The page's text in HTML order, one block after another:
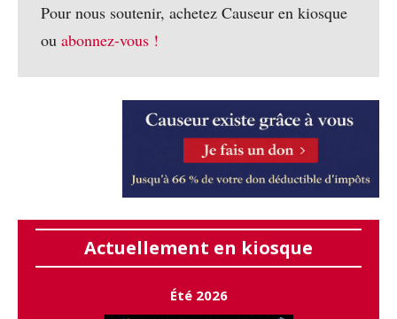
Pour nous soutenir, achetez Causeur en kiosque
ou abonnez-vous !
Actuellement en kiosque
Été 2026